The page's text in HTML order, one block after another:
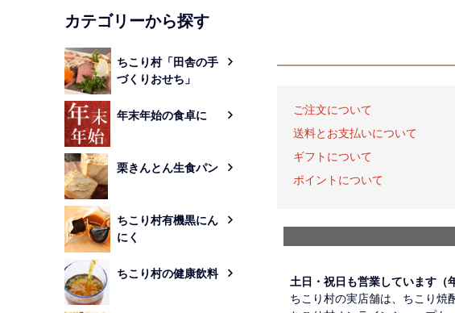
カテゴリーから探す
ちこり村「田舎の手
づくりおせち」
年末年始の食卓に
栗きんとん生食パン
ちこり村有機黒にん
にく
ちこり村の健康飲料
ご注文について
送料とお支払いについて
ギフトについて
ポイントについて
土日・祝日も営業しています（
ちこり村の実店舗は、ちこり焼